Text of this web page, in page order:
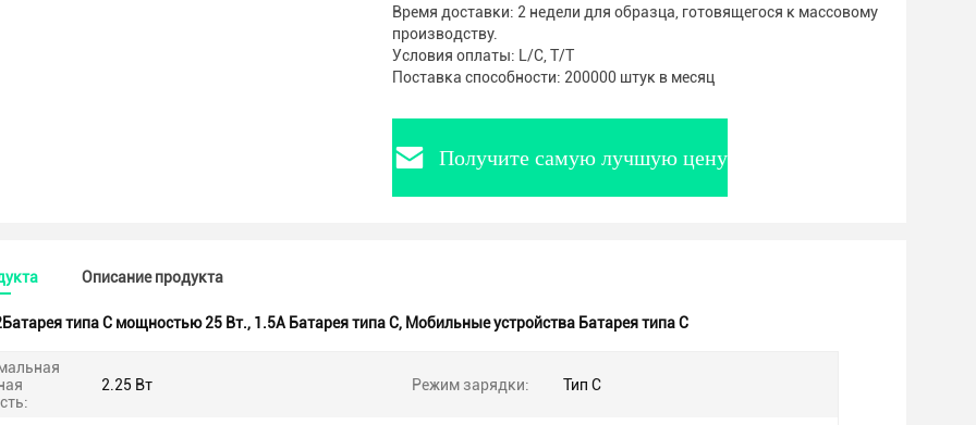
Время доставки: 2 недели для образца, готовящегося к массовому
производству.
Условия оплаты: L/C, T/T
Поставка способности: 200000 штук в месяц
Получите самую лучшую цену
Описание продукта
типа С мощностью 25 Вт., 1.5А Батарея типа С, Мобильные устройства Батарея типа C
2.25 Вт Режим зарядки: Тип С